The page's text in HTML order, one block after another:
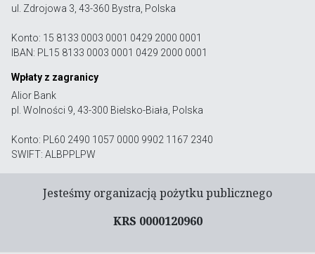
ul. Zdrojowa 3, 43-360 Bystra, Polska
Konto: 15 8133 0003 0001 0429 2000 0001
IBAN: PL15 8133 0003 0001 0429 2000 0001
Wpłaty z zagranicy
Alior Bank
pl. Wolności 9, 43-300 Bielsko-Biała, Polska
Konto: PL60 2490 1057 0000 9902 1167 2340
SWIFT: ALBPPLPW
Jesteśmy organizacją pożytku publicznego
KRS 0000120960